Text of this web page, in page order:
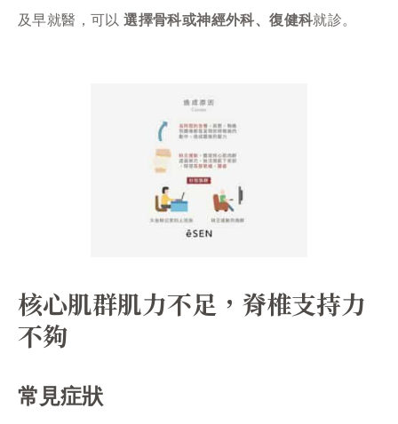
及早就醫，可以 選擇骨科或神經外科、復健科就診。
核心肌群肌力不足，脊椎支持力
不夠
常見症狀